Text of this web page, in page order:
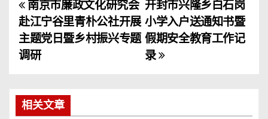
文
章
导
开封市兴隆乡白石岗
小学入户送通知书暨
假期安全教育工作记
录
南京市廉政文化研究会
赴江宁谷里青朴公社开展
主题党日暨乡村振兴专题
调研
相关文章